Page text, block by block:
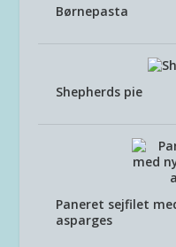
Børnepasta
Shepherds pie
Paneret sejfilet
asparges